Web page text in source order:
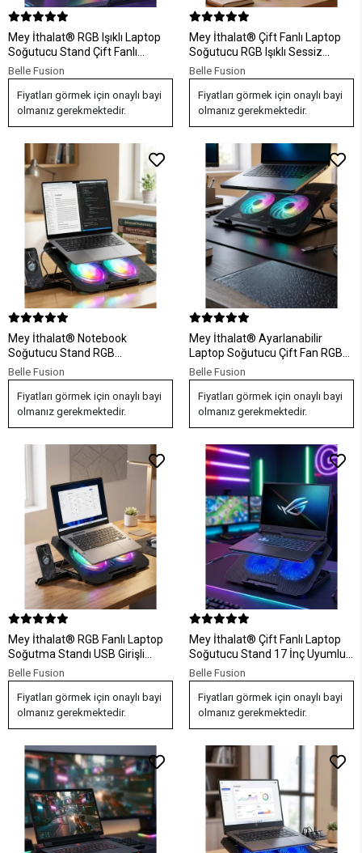
Mey İthalat® RGB Işıklı Laptop
Soğutucu Stand Çift Fanlı
Sessiz Çalışan Ayarlanabilir
Belle Fusion
Fiyatları görmek için onaylı bayi
olmanız gerekmektedir.
Mey İthalat® Çift Fanlı Laptop
Soğutucu RGB Işıklı Sessiz
Notebook Standı
Belle Fusion
Fiyatları görmek için onaylı bayi
olmanız gerekmektedir.
Mey İthalat® Notebook
Soğutucu Stand RGB
Aydınlatmalı İki Fanlı Laptop
Altlığı
Belle Fusion
Fiyatları görmek için onaylı bayi
olmanız gerekmektedir.
Mey İthalat® Ayarlanabilir
Laptop Soğutucu Çift Fan RGB
Işıklı Sessiz Çalışan
Belle Fusion
Fiyatları görmek için onaylı bayi
olmanız gerekmektedir.
Mey İthalat® RGB Fanlı Laptop
Soğutma Standı USB Girişli
Notebook Yükseltici
Belle Fusion
Fiyatları görmek için onaylı bayi
olmanız gerekmektedir.
Mey İthalat® Çift Fanlı Laptop
Soğutucu Stand 17 İnç Uyumlu
8 Kademeli Ayarlı USB Girişli
Belle Fusion
Fiyatları görmek için onaylı bayi
olmanız gerekmektedir.